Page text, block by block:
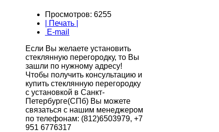
Просмотров: 6255
| Печать |
E-mail
Если Вы желаете установить
стеклянную перегородку, то Вы
зашли по нужному адресу!
Чтобы получить консультацию и
купить стеклянную перегородку
с установкой в Санкт-
Петербурге(СПб) Вы можете
связаться с нашим менеджером
по телефонам: (812)6503979, +7
951 6776317